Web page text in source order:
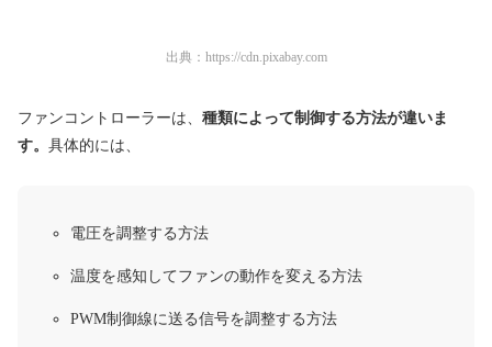
出典： https://cdn.pixabay.com
ファンコントローラーは、 種類によって制御する方法が違いま
す。 具体的には、
電圧を調整する方法
温度を感知してファンの動作を変える方法
PWM制御線に送る信号を調整する方法